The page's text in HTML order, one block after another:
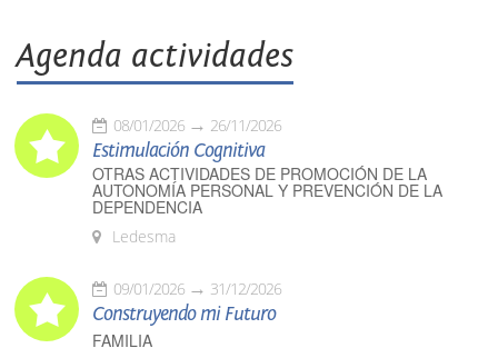
Agenda actividades
08/01/2026 26/11/2026
Estimulación Cognitiva
OTRAS ACTIVIDADES DE PROMOCIÓN DE LA
AUTONOMÍA PERSONAL Y PREVENCIÓN DE LA
DEPENDENCIA
Ledesma
09/01/2026 31/12/2026
Construyendo mi Futuro
FAMILIA